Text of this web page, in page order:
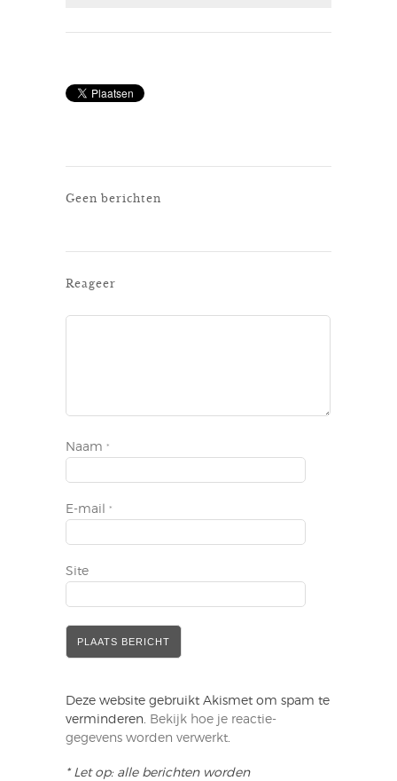
Geen berichten
Reageer
Naam *
E-mail *
Site
Deze website gebruikt Akismet om spam te
verminderen. Bekijk hoe je reactie-
gegevens worden verwerkt.
* Let op: alle berichten worden